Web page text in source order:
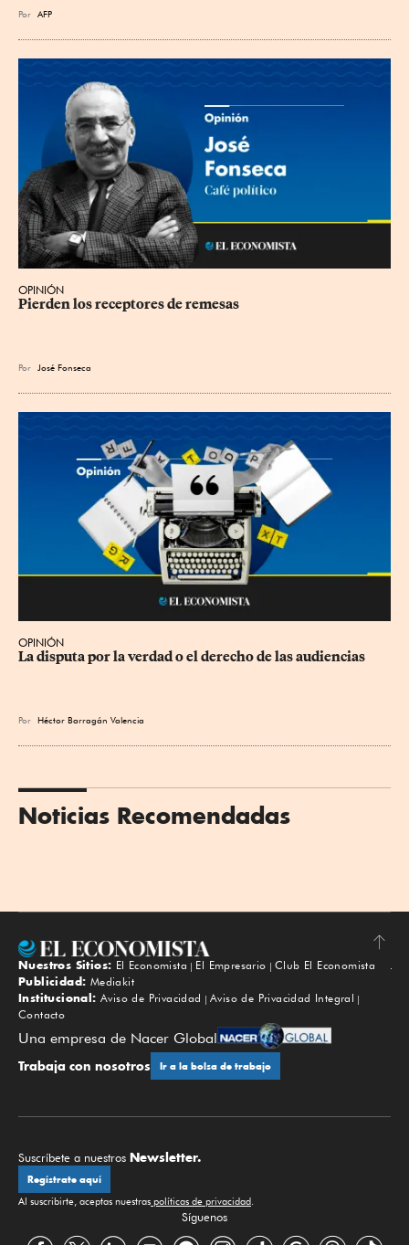
Por AFP
OPINIÓN
Pierden los receptores de remesas
Por José Fonseca
OPINIÓN
La disputa por la verdad o el derecho de las audiencias
Por Héctor Barragán Valencia
Noticias Recomendadas
Subir
Nuestros Sitios: El Economista El Empresario
Club El Economista
Publicidad: Mediakit
Institucional: Aviso de Privacidad
Aviso de Privacidad Integral
Contacto
Una empresa de Nacer Global
Trabaja con nosotros Ir a la bolsa de trabajo
Suscríbete a nuestros Newsletter.
Regístrate aquí
Al suscribirte, aceptas nuestras políticas de privacidad.
Síguenos